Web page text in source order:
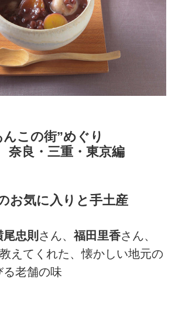
この街”めぐり
良・三重・東京編
お気に入りと手土産
尾忠則 さん、福田里香さん、
えてくれた、懐かしい地元の
老舗の味